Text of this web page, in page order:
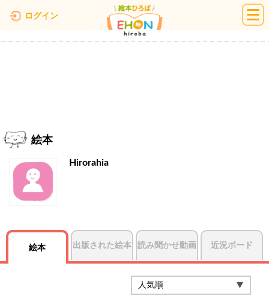
ログイン 絵本ひろば
絵本
Hirorahia
絵本 出版された絵本 読み聞かせ動画 近況ボード